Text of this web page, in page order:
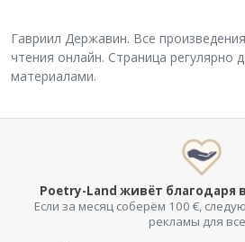
Гавриил Державин. Все
чтения онлайн. Страница регулярно
материалами.
Poetry-Land живёт благодаря
Если за месяц соберём 100 €,
рекламы для